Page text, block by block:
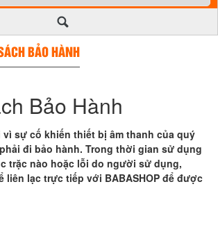
BẢO HÀNH
Bảo Hành
vì sự cố khiến thiết bị âm thanh của quý
đi bảo hành. Trong thời gian sử dụng
trặc nào hoặc lỗi do người sử dụng,
liên lạc trực tiếp với BABASHOP để được